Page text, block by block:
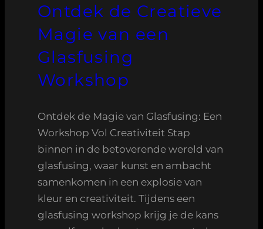
Ontdek de Creatieve
Magie van een
Glasfusing
Workshop
Ontdek de Magie van Glasfusing: Een
Workshop Vol Creativiteit Stap
binnen in de betoverende wereld van
glasfusing, waar kunst en ambacht
samenkomen in een explosie van
kleur en creativiteit. Tijdens een
glasfusing workshop krijg je de kans